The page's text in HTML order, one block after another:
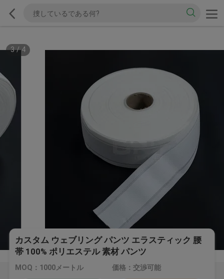
3/4
カスタム ウェブリング パンツ エラスティック 腰
帯 100% ポリエステル 素材 パンツ
MOQ：1000メートル 価格：交渉可能